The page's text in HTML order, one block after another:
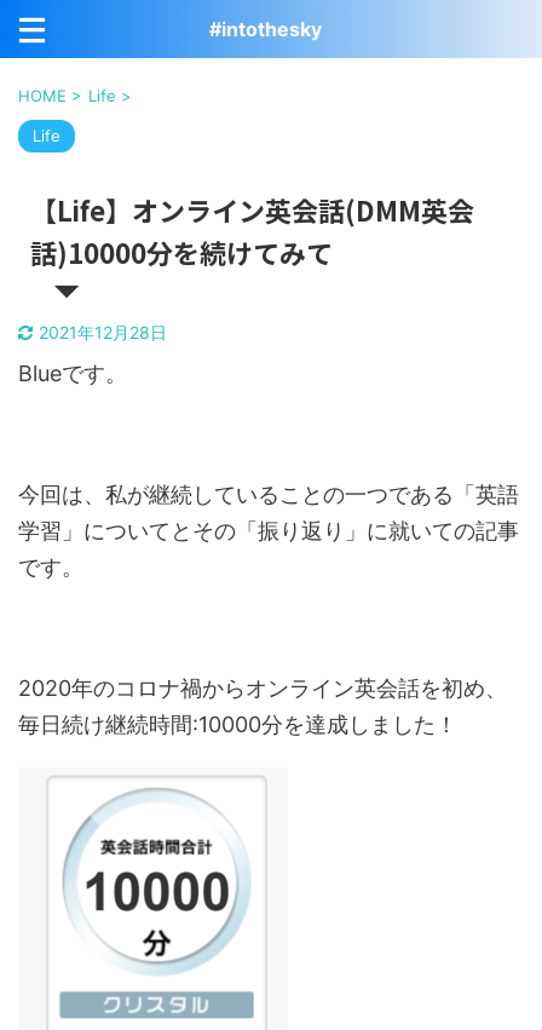
#intothesky
HOME > Life >
Life
【Life】オンライン英会話(DMM英会
話)10000分を続けてみて
2021年12月28日
Blueです。
今回は、私が継続していることの一つである「英語
学習」についてとその「振り返り」に就いての記事
です。
2020年のコロナ禍からオンライン英会話を初め、
毎日続け継続時間:10000分を達成しました！